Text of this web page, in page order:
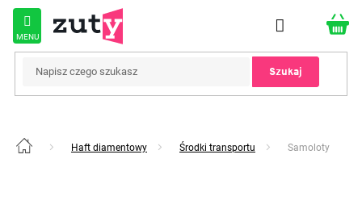
Przejść
treści
Szukaj
Home Haft diamentowy Środki transportu Samoloty